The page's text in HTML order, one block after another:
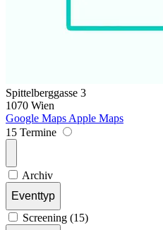
Spittelberggasse 3
1070 Wien
Google Maps Apple Maps
15 Termine
Archiv
Eventtyp
Screening (15)